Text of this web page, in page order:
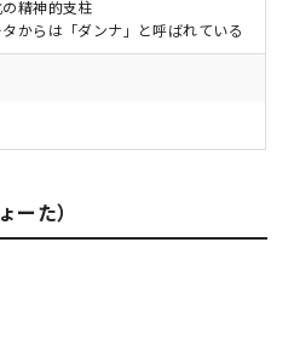
精神的支柱
からは「ダンナ」と呼ばれている
ーた）